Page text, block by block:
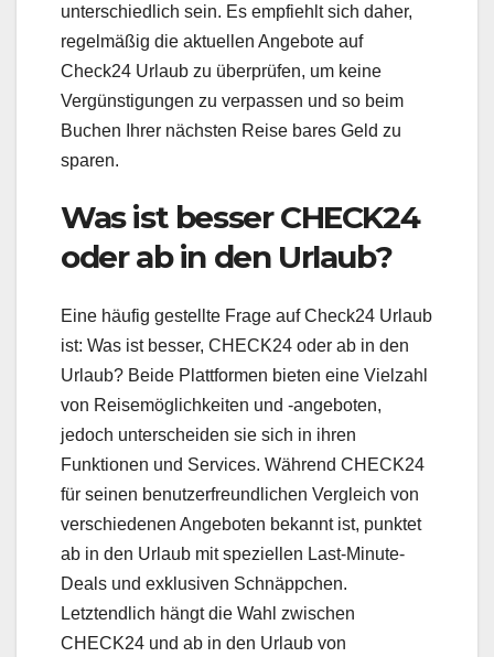
unterschiedlich sein. Es empfiehlt sich daher,
regelmäßig die aktuellen Angebote auf
Check24 Urlaub zu überprüfen, um keine
Vergünstigungen zu verpassen und so beim
Buchen Ihrer nächsten Reise bares Geld zu
sparen.
Was ist besser CHECK24
oder ab in den Urlaub?
Eine häufig gestellte Frage auf Check24 Urlaub
ist: Was ist besser, CHECK24 oder ab in den
Urlaub? Beide Plattformen bieten eine Vielzahl
von Reisemöglichkeiten und -angeboten,
jedoch unterscheiden sie sich in ihren
Funktionen und Services. Während CHECK24
für seinen benutzerfreundlichen Vergleich von
verschiedenen Angeboten bekannt ist, punktet
ab in den Urlaub mit speziellen Last-Minute-
Deals und exklusiven Schnäppchen.
Letztendlich hängt die Wahl zwischen
CHECK24 und ab in den Urlaub von